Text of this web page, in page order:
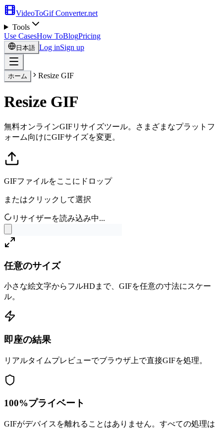
VideoToGif Converter.net
Tools
Use CasesHow ToBlogPricing
日本語 Log inSign up
ホーム Resize GIF
Resize GIF
無料オンラインGIFリサイズツール。さまざまなプラットフ
ォーム向けにGIFサイズを変更。
GIFファイルをここにドロップ
またはクリックして選択
リサイザーを読み込み中...
任意のサイズ
小さな絵文字からフルHDまで、GIFを任意の寸法にスケー
ル。
即座の結果
リアルタイムプレビューでブラウザ上で直接GIFを処理。
100%プライベート
GIFがデバイスを離れることはありません。すべての処理は